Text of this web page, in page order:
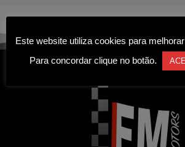
Este website utiliza cookies para
Para concordar clique no botão.